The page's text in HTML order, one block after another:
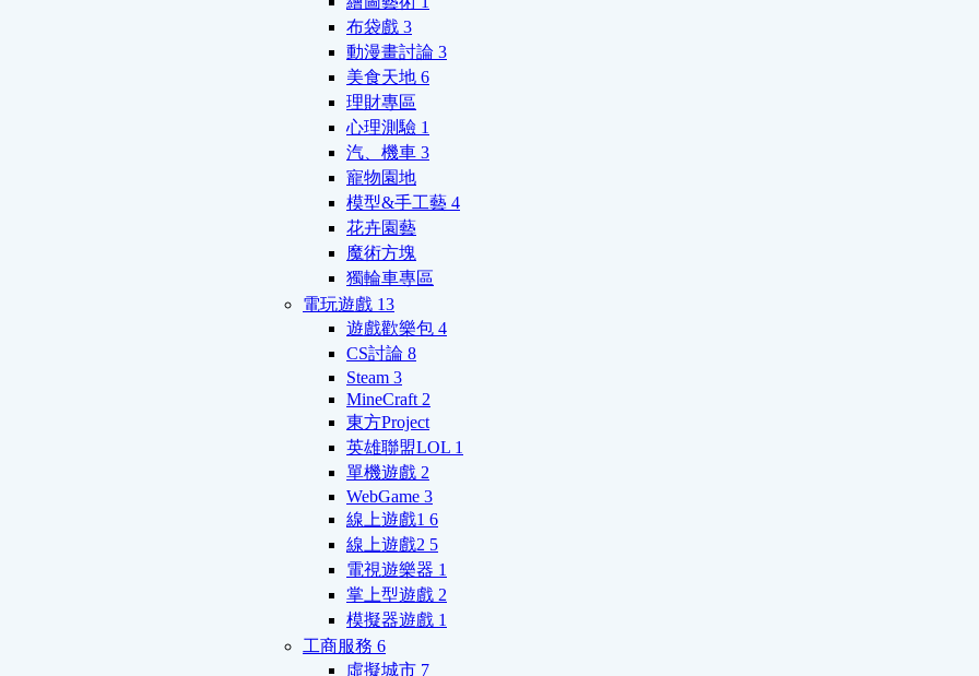
布袋戲 3
動漫畫討論 3
美食天地 6
理財專區
心理測驗 1
汽、機車 3
寵物園地
模型&手工藝 4
花卉園藝
魔術方塊
獨輪車專區
電玩遊戲 13
遊戲歡樂包 4
CS討論 8
Steam 3
MineCraft 2
東方Project
英雄聯盟LOL 1
單機遊戲 2
WebGame 3
線上遊戲1 6
線上遊戲2 5
電視遊樂器 1
掌上型遊戲 2
模擬器遊戲 1
工商服務 6
虛擬城市 7